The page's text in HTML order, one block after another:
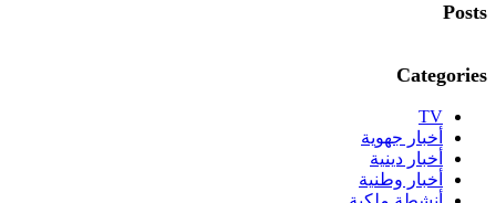
Posts
Categories
TV
أخبار جهوية
أخبار دينية
أخبار وطنية